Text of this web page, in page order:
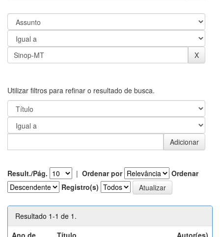
Utilizar filtros para refinar o resultado de busca.
Result./Pág. | Ordenar por
Ordenar
Registro(s)
Resultado 1-1 de 1.
Ano de
Título Autor(es)